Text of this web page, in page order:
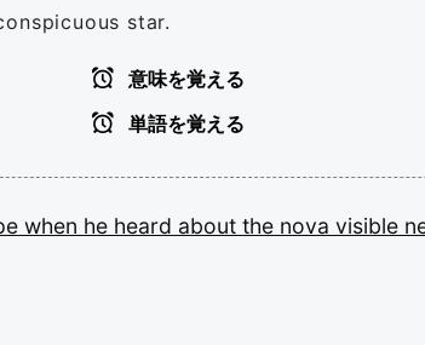
star.
意味を覚える
単語を覚える
when he heard about the nova visible